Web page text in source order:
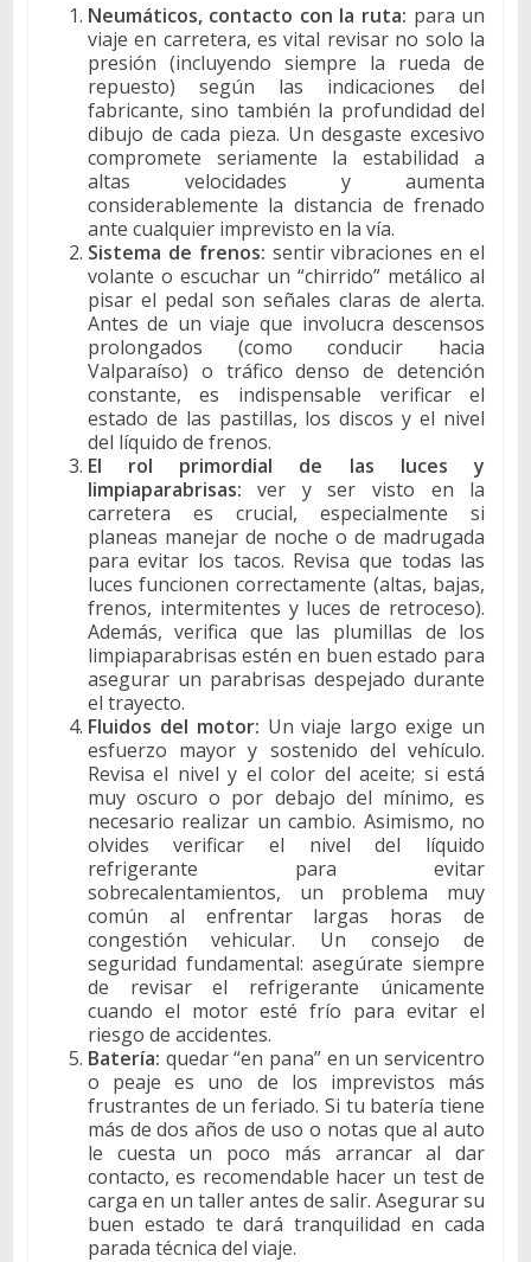
Neumáticos, contacto con la ruta: para un
viaje en carretera, es vital revisar no solo la
presión (incluyendo siempre la rueda de
repuesto) según las indicaciones del
fabricante, sino también la profundidad del
dibujo de cada pieza. Un desgaste excesivo
compromete seriamente la estabilidad a
altas velocidades y aumenta
considerablemente la distancia de frenado
ante cualquier imprevisto en la vía.
Sistema de frenos: sentir vibraciones en el
volante o escuchar un “chirrido” metálico al
pisar el pedal son señales claras de alerta.
Antes de un viaje que involucra descensos
prolongados (como conducir hacia
Valparaíso) o tráfico denso de detención
constante, es indispensable verificar el
estado de las pastillas, los discos y el nivel
del líquido de frenos.
El rol primordial de las luces y
limpiaparabrisas: ver y ser visto en la
carretera es crucial, especialmente si
planeas manejar de noche o de madrugada
para evitar los tacos. Revisa que todas las
luces funcionen correctamente (altas, bajas,
frenos, intermitentes y luces de retroceso).
Además, verifica que las plumillas de los
limpiaparabrisas estén en buen estado para
asegurar un parabrisas despejado durante
el trayecto.
Fluidos del motor: Un viaje largo exige un
esfuerzo mayor y sostenido del vehículo.
Revisa el nivel y el color del aceite; si está
muy oscuro o por debajo del mínimo, es
necesario realizar un cambio. Asimismo, no
olvides verificar el nivel del líquido
refrigerante para evitar
sobrecalentamientos, un problema muy
común al enfrentar largas horas de
congestión vehicular. Un consejo de
seguridad fundamental: asegúrate siempre
de revisar el refrigerante únicamente
cuando el motor esté frío para evitar el
riesgo de accidentes.
Batería: quedar “en pana” en un servicentro
o peaje es uno de los imprevistos más
frustrantes de un feriado. Si tu batería tiene
más de dos años de uso o notas que al auto
le cuesta un poco más arrancar al dar
contacto, es recomendable hacer un test de
carga en un taller antes de salir. Asegurar su
buen estado te dará tranquilidad en cada
parada técnica del viaje.